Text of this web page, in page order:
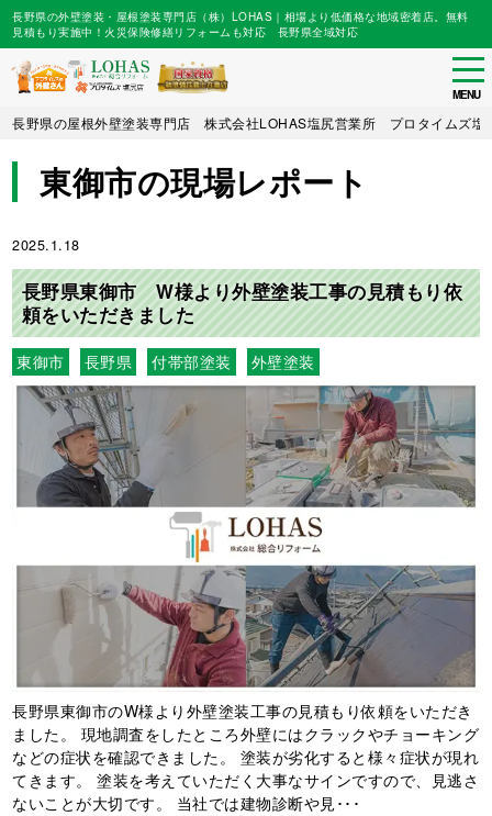
Skip
main
content
長野県の外壁塗装・屋根塗装専門店（株）LOHAS｜相場より低価格な地域密着店。無料
見積もり実施中！火災保険修繕リフォームも対応 長野県全域対応
MENU
長野県の屋根外壁塗装専門店 株式会社LOHAS塩尻営業所 プロタイムズ塩
東御市の現場レポート
2025.1.18
長野県東御市 W様より外壁塗装工事の見積もり依
頼をいただきました
東御市 長野県 付帯部塗装 外壁塗装
長野県東御市のW様より外壁塗装工事の見積もり依頼をいただき
ました。 現地調査をしたところ外壁にはクラックやチョーキング
などの症状を確認できました。 塗装が劣化すると様々症状が現れ
てきます。 塗装を考えていただく大事なサインですので、見逃さ
ないことが大切です。 当社では建物診断や見･･･